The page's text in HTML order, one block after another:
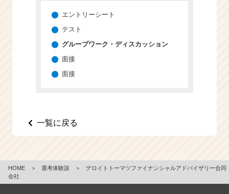
ア
リ
e
エントリーシート
テスト
グループワーク・ディスカッション
面接
面接
一覧に戻る
HOME ＞ 選考体験談 ＞
デロイトトーマツファイナンシャルアドバイザリー合同
会社